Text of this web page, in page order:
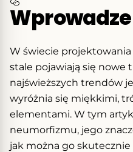
W świecie
stale pojawiają się nowe
najświeższych trendów
wyróżnia się miękkimi,
elementami. W tym
neumorfizmu, jego
jak można go